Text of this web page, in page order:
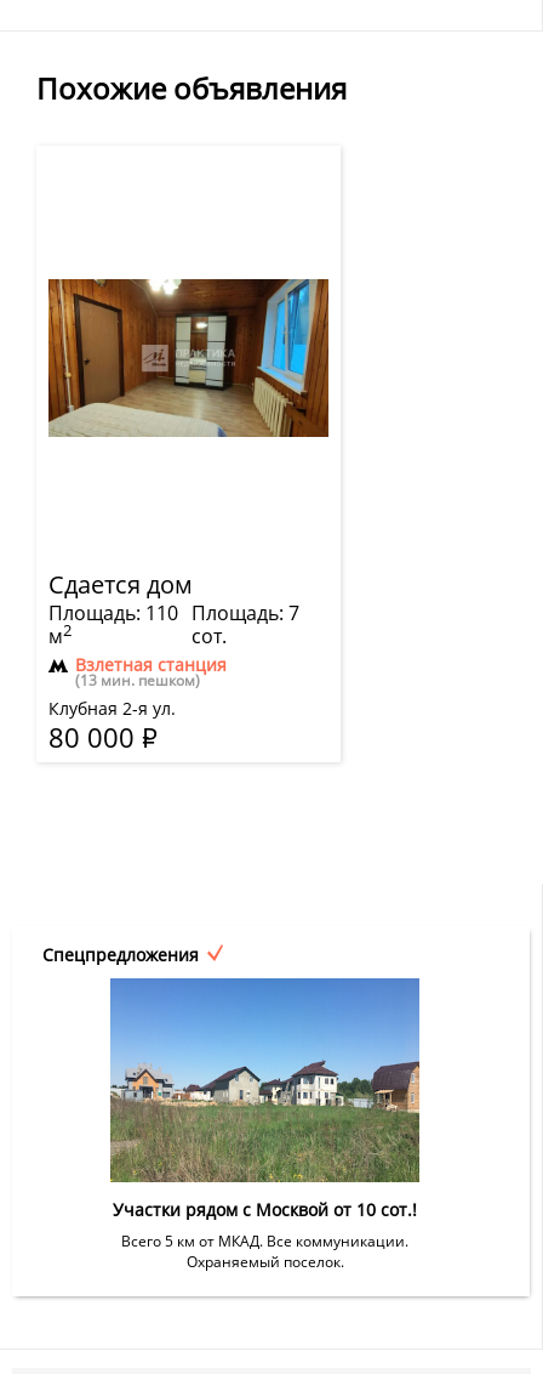
Похожие объявления
Сдается дом
Площадь: 110
м2
Площадь: 7
сот.
Взлетная станция
(13 мин. пешком)
Клубная 2-я ул.
80 000 Р
Спецпредложения
Участки рядом с Москвой от 10 сот.!
Всего 5 км от МКАД. Все коммуникации.
Охраняемый поселок.